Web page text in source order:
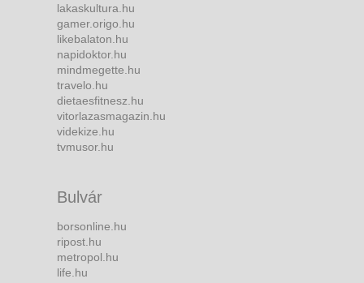
lakaskultura.hu
gamer.origo.hu
likebalaton.hu
napidoktor.hu
mindmegette.hu
travelo.hu
dietaesfitnesz.hu
vitorlazasmagazin.hu
videkize.hu
tvmusor.hu
Bulvár
borsonline.hu
ripost.hu
metropol.hu
life.hu